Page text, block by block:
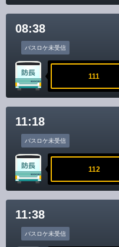
08:38
バスロケ未受信
111
11:18
バスロケ未受信
112
11:38
バスロケ未受信